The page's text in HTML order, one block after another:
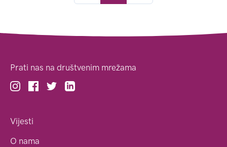
Prati nas na društvenim mrežama
Vijesti
O nama